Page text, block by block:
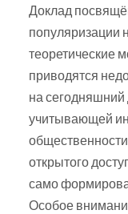
Доклад
популяризации
теоретические
приводятся
на
учитывающей
открытого
само
Особое